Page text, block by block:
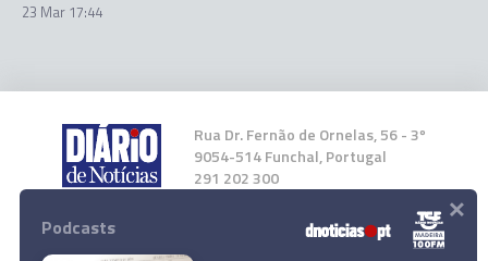
23 Mar 17:44
Rua Dr. Fernão de Ornelas, 56 - 3º
9054-514 Funchal, Portugal
291 202 300
Instale a nossa App
Podcasts ×